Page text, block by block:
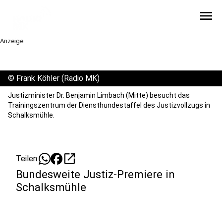
menu
Anzeige
© Frank Köhler (Radio MK)
Justizminister Dr. Benjamin Limbach (Mitte) besucht das
Trainingszentrum der Diensthundestaffel des Justizvollzugs in
Schalksmühle.
Teilen: open_in_new
Bundesweite Justiz-Premiere in
Schalksmühle